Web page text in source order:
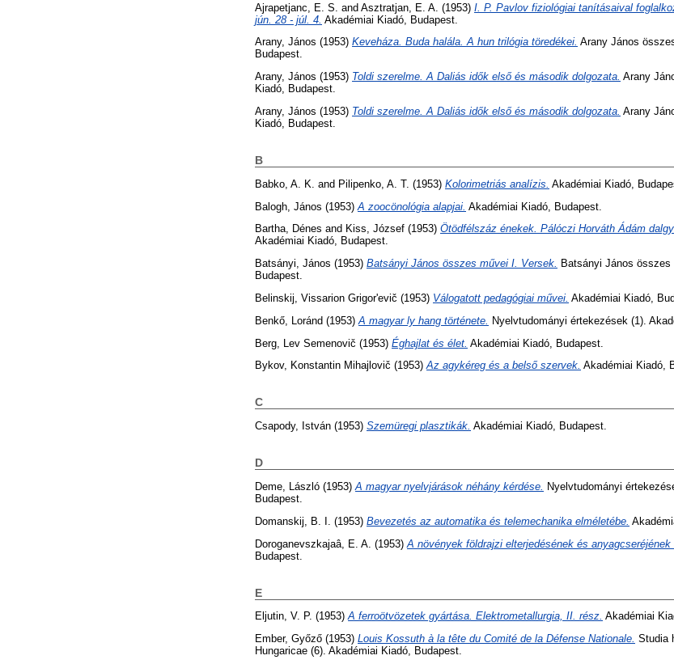
Ajrapetjanc, E. S. and Asztratjan, E. A. (1953) I. P. Pavlov fiziológiai tanításaival
jún. 28 - júl. 4. Akadémiai Kiadó, Budapest.
Arany, János (1953) Keveháza. Buda halála. A hun trilógia töredékei. Arany János
Budapest.
Arany, János (1953) Toldi szerelme. A Daliás idők első és második dolgozata. Arany
Kiadó, Budapest.
Arany, János (1953) Toldi szerelme. A Daliás idők első és második dolgozata. Arany
Kiadó, Budapest.
B
Babko, A. K. and Pilipenko, A. T. (1953) Kolorimetriás analízis. Akadémiai Kiadó,
Balogh, János (1953) A zoocönológia alapjai. Akadémiai Kiadó, Budapest.
Bartha, Dénes and Kiss, József (1953) Ötödfélszáz énekek. Pálóczi Horváth Ádám
Akadémiai Kiadó, Budapest.
Batsányi, János (1953) Batsányi János összes művei I. Versek. Batsányi János
Budapest.
Belinskij, Vissarion Grigor'evič (1953) Válogatott pedagógiai művei. Akadémiai Kiadó,
Benkő, Loránd (1953) A magyar ly hang története.
Nyelvtudományi értekezések (1).
Berg, Lev Semenovič (1953) Éghajlat és élet. Akadémiai Kiadó, Budapest.
Bykov, Konstantin Mihajlovič (1953)Az agykéreg és a belső szervek. Akadémiai Kiadó,
C
Csapody, István (1953) Szemüregi plasztikák. Akadémiai Kiadó, Budapest.
D
Deme, László (1953) A magyar nyelvjárások néhány kérdése.
Nyelvtudományi
Budapest.
Domanskij, B. I.
(1953) Bevezetés az automatika és telemechanika elméletébe.
Doroganevszkajaâ, E. A. (1953) A növények földrajzi elterjedésének és anyagcseréjének
Budapest.
E
Eljutin, V. P. (1953)A ferroötvözetek gyártása. Elektrometallurgia, II. rész. Akadémiai
Ember, Győző (1953) Louis Kossuth à la tête du Comité de la Défense Nationale. Studia
Hungaricae (6). Akadémiai Kiadó, Budapest.